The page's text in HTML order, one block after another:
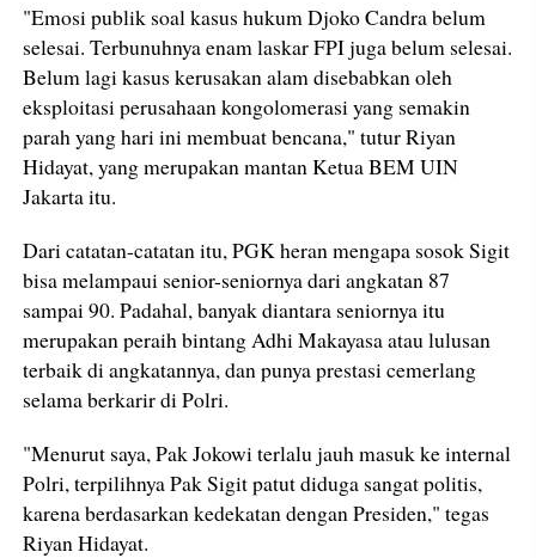
"Emosi publik soal kasus hukum Djoko Candra belum
selesai. Terbunuhnya enam laskar FPI juga belum selesai.
Belum lagi kasus kerusakan alam disebabkan oleh
eksploitasi perusahaan kongolomerasi yang semakin
parah yang hari ini membuat bencana," tutur Riyan
Hidayat, yang merupakan mantan Ketua BEM UIN
Jakarta itu.
Dari catatan-catatan itu, PGK heran mengapa sosok Sigit
bisa melampaui senior-seniornya dari angkatan 87
sampai 90. Padahal, banyak diantara seniornya itu
merupakan peraih bintang Adhi Makayasa atau lulusan
terbaik di angkatannya, dan punya prestasi cemerlang
selama berkarir di Polri.
"Menurut saya, Pak Jokowi terlalu jauh masuk ke internal
Polri, terpilihnya Pak Sigit patut diduga sangat politis,
karena berdasarkan kedekatan dengan Presiden," tegas
Riyan Hidayat.